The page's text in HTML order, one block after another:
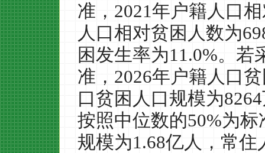
准，2021年户籍人口
人口相对贫困人数为
困发生率为11.0%。若
准，2026年户籍人口
口贫困人口规模为8264
按照中位数的50%为标
规模为1.68亿人，常住